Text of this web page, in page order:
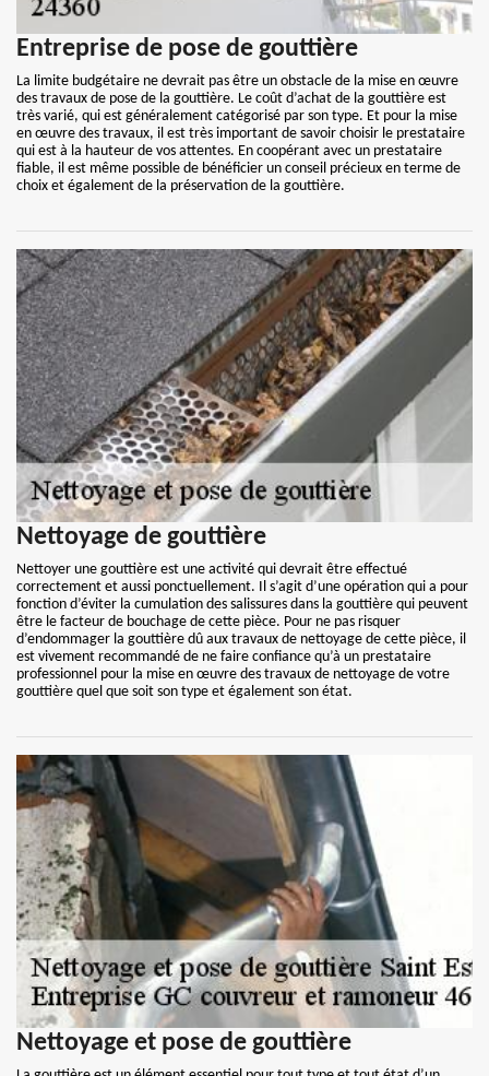
Entreprise de pose de gouttière
La limite budgétaire ne devrait pas être un obstacle de la mise en œuvre
des travaux de pose de la gouttière. Le coût d’achat de la gouttière est
très varié, qui est généralement catégorisé par son type. Et pour la mise
en œuvre des travaux, il est très important de savoir choisir le prestataire
qui est à la hauteur de vos attentes. En coopérant avec un prestataire
fiable, il est même possible de bénéficier un conseil précieux en terme de
choix et également de la préservation de la gouttière.
Nettoyage de gouttière
Nettoyer une gouttière est une activité qui devrait être effectué
correctement et aussi ponctuellement. Il s’agit d’une opération qui a pour
fonction d’éviter la cumulation des salissures dans la gouttière qui peuvent
être le facteur de bouchage de cette pièce. Pour ne pas risquer
d’endommager la gouttière dû aux travaux de nettoyage de cette pièce, il
est vivement recommandé de ne faire confiance qu’à un prestataire
professionnel pour la mise en œuvre des travaux de nettoyage de votre
gouttière quel que soit son type et également son état.
Nettoyage et pose de gouttière